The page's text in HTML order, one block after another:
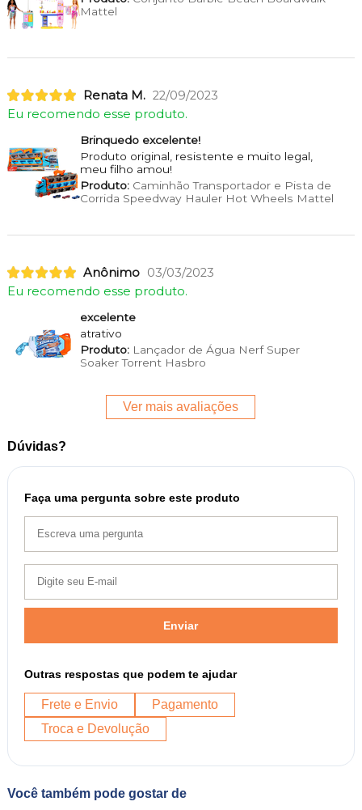
Mattel
Renata M. 22/09/2023
Eu recomendo esse produto.
Brinquedo excelente!
Produto original, resistente e muito legal,
meu filho amou!
Produto:Caminhão Transportador e Pista de
Corrida Speedway Hauler Hot Wheels Mattel
Anônimo 03/03/2023
Eu recomendo esse produto.
excelente
atrativo
Produto:Lançador de Água Nerf Super
Soaker Torrent Hasbro
Ver mais avaliações
Dúvidas?
Faça uma pergunta sobre este produto
Enviar
Outras respostas que podem te ajudar
Frete e Envio
Pagamento
Troca e Devolução
Você também pode gostar de